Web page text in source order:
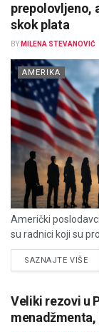
prepolovljeno,
skok plata
BY MILENA STEVANOVIĆ
AMERIKA
Američki
su radnici koji su
SAZNAJTE VIŠE
Veliki rezovi u